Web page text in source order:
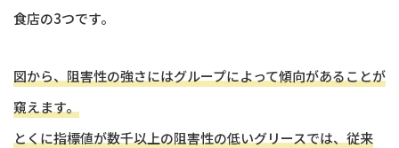
食店の3つです。
図から、阻害性の強さにはグループによって傾向があることが
窺えます。
とくに指標値が数千以上の阻害性の低いグリースでは、従来